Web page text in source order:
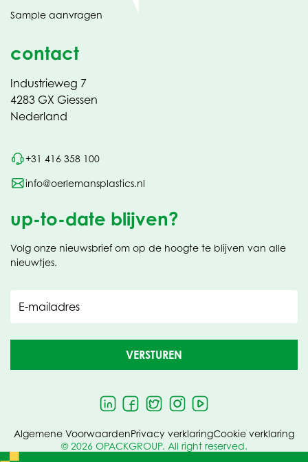
Sample aanvragen
contact
Industrieweg 7
4283 GX Giessen
Nederland
+31 416 358 100
info@oerlemansplastics.nl
up-to-date blijven?
Volg onze nieuwsbrief om op de hoogte te blijven van alle
nieuwtjes.
E-mailadres
VERSTUREN
© 2026 OPACKGROUP. All right reserved.
Algemene VoorwaardenPrivacy verklaringCookie verklaring